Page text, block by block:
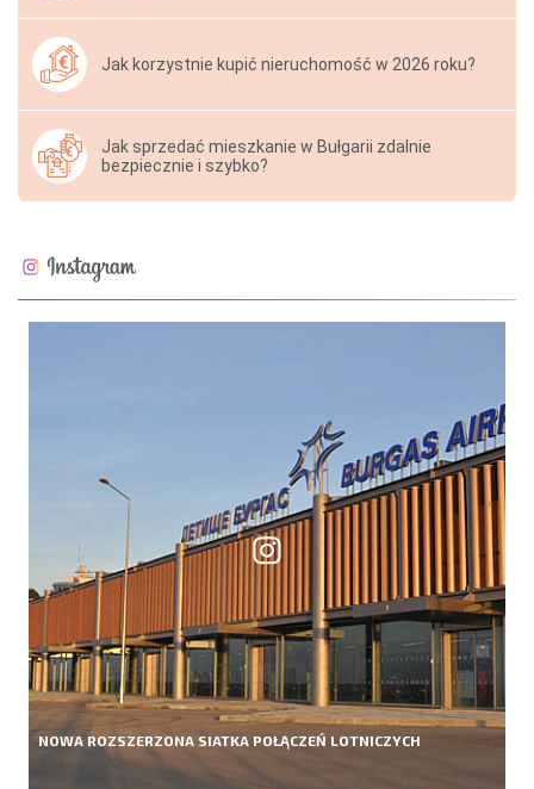
Jak korzystnie kupić nieruchomość w 2026 roku?
Jak sprzedać mieszkanie w Bułgarii zdalnie
bezpiecznie i szybko?
NOWA ROZSZERZONA SIATKA POŁĄCZEŃ LOTNICZYCH